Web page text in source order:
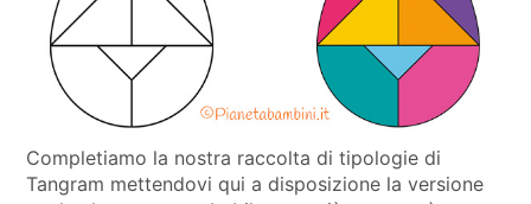
Completiamo la nostra raccolta di tipologie di
Tangram mettendovi qui a disposizione la versione